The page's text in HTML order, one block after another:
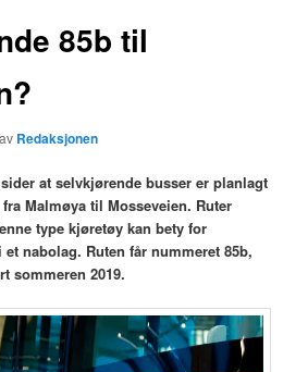
85b til
av Redaksjonen
at selvkjørende busser er planlagt
Malmøya til Mosseveien. Ruter
type kjøretøy kan bety for
nabolag. Ruten får nummeret 85b,
sommeren 2019.